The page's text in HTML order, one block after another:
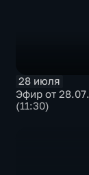
28 июля
Эфир от
(11:30)